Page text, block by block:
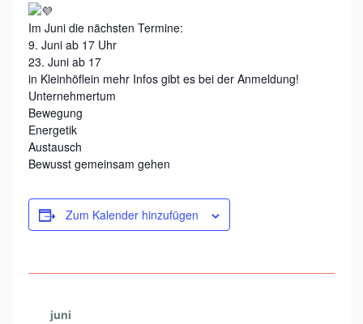
D
I
C
H
I
M
B
U
S
N
Im Juni die nächsten Termine:
9. Juni ab 17 Uhr
23. Juni ab 17
in Kleinhöflein mehr Infos gibt es bei der Anmeldung!
Unternehmertum
Bewegung
Energetik
Austausch
Bewusst gemeinsam gehen
Zum Kalender hinzufügen
juni